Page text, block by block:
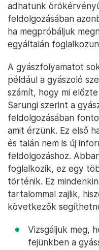
adhatunk
feldolgozásában
ha megpróbáljuk
egyáltalán
A gyászfolyamatot
például a gyászoló
számít, hogy mi
Sarungi szerint a
feldolgozásában
amit érzünk. Ez első
és talán nem is új
feldolgozáshoz.
foglalkozik, ez egy
történik. Ez
tartalommal zajlik,
következők
Vizsgáljuk meg,
fejünkben a